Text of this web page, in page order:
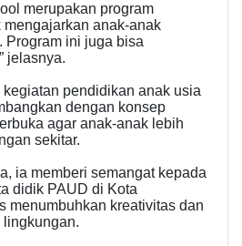
merupakan program
anak-anak
Program ini juga bisa
jelasnya.
pendidikan anak usia
dengan konsep
agar anak-anak lebih
sekitar.
ia memberi semangat kepada
didik PAUD di Kota
menumbuhkan kreativitas dan
lingkungan.